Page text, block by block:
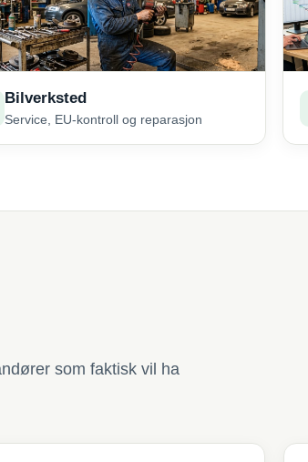
Bilverksted
Service, EU-kontroll og reparasjon
som faktisk vil ha